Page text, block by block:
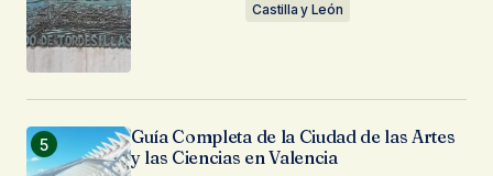
Castilla y León
Guía Completa de la Ciudad de las Artes
y las Ciencias en Valencia